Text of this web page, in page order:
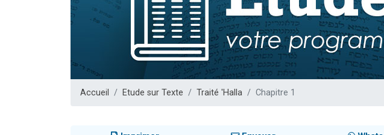
3 personnes viennent de nous rejoindre sur
2 personnes viennent de nous rejoindre sur
2 nouvelles musiques dans Torah-Box
6 personnes viennent de nous rejoindre sur
Accueil Etude sur Texte Traité 'Halla Chapitre 1